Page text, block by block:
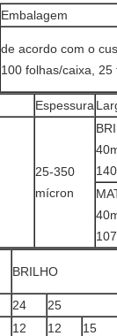
Embalagem
de acordo com o
100 folhas/caixa, 25
Espessura
25-350
mícron
BRILHO
24 25
12 12 15